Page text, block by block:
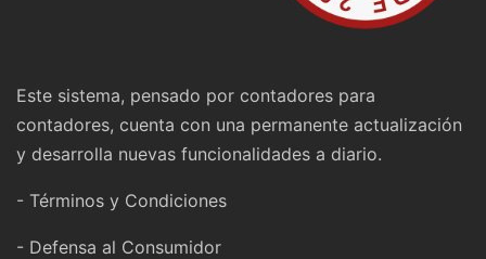
Este sistema, pensado por contadores para
contadores, cuenta con una permanente actualización
y desarrolla nuevas funcionalidades a diario.
- Términos y Condiciones
- Defensa al Consumidor